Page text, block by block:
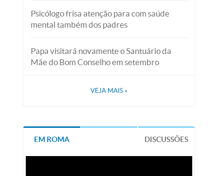
Psicólogo frisa atenção para com saúde
mental também dos padres
Papa visitará novamente o Santuário da
Mãe do Bom Conselho em setembro
VEJA MAIS »
EM ROMA DISCUSSÕES